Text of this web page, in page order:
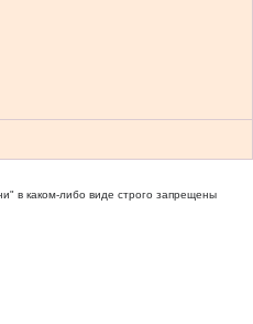
в каком-либо виде строго запрещены